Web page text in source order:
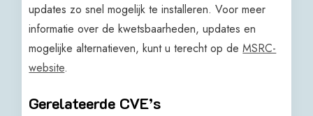
updates zo snel mogelijk te installeren. Voor meer
informatie over de kwetsbaarheden, updates en
mogelijke alternatieven, kunt u terecht op deMSRC-
website.
Gerelateerde CVE’s